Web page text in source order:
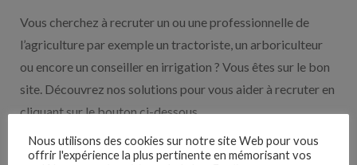
Vous cherchez à recruter un ou une professionnelle de
l’agriculture par exemple un tractoriste, un arboriculteur
ou encore un conseiller en irrigation ? Vous êtes sur le bon
site. Découvrez nos solutions pour vous aider à recruter en
cliquant sur le bouton ci-dessous.
Nos solutions entreprises
Nous utilisons des cookies sur notre site Web pour vous
offrir l'expérience la plus pertinente en mémorisant vos